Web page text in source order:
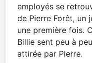
employés se
de Pierre Forêt, un
une première fois.
Billie sent peu à
attirée par Pierre.